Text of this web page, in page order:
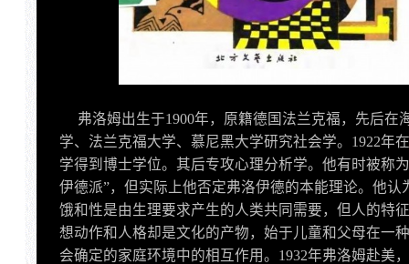
弗洛姆出生于1900年，原籍德国法兰克福，先后在
学、法兰克福大学、慕尼黑大学研究社会学。1922年
学得到博士学位。其后专攻心理分析学。他有时被称
伊德派”，但实际上他否定弗洛伊德的本能理论。他认
饿和性是由生理要求产生的人类共同需要，但人的特
想动作和人格却是文化的产物，始于儿童和父母在一
会确定的家庭环境中的相互作用。1932年弗洛姆赴美